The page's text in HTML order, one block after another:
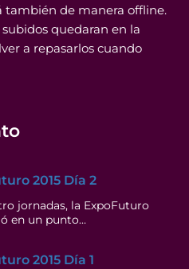
también de manera offline.
quedaran en la
a repasarlos cuando
2015 Día 2
jornadas, la ExpoFuturo
en un punto…
2015 Día 1